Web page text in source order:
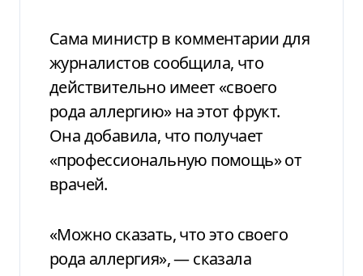
Сама министр в комментарии для
журналистов сообщила, что
действительно имеет «своего
рода аллергию» на этот фрукт.
Она добавила, что получает
«профессиональную помощь» от
врачей.
«Можно сказать, что это своего
рода аллергия», — сказала